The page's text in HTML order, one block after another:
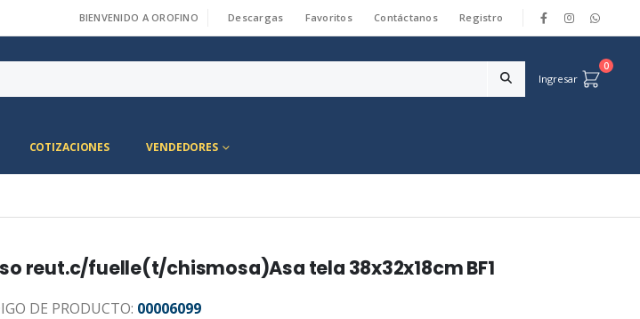
BIENVENIDO A OROFINO Descargas Favoritos Contáctanos Registro
Ingresar
0
COTIZACIONES VENDEDORES
reut.c/fuelle(t/chismosa)Asa tela 38x32x18cm BF1
DE PRODUCTO: 00006099